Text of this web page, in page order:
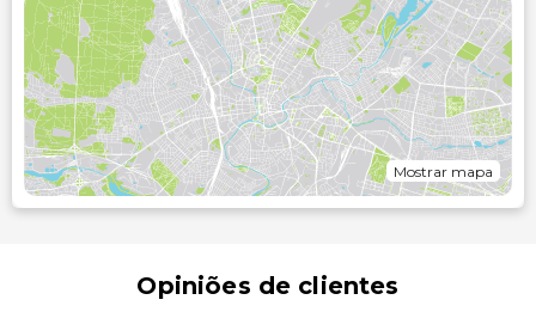
Mostrar mapa
Opiniões de clientes